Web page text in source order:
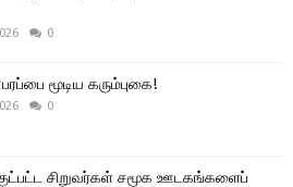
0
மூடிய கரும்புகை!
0
சிறுவர்கள் சமூக ஊடகங்களைப்